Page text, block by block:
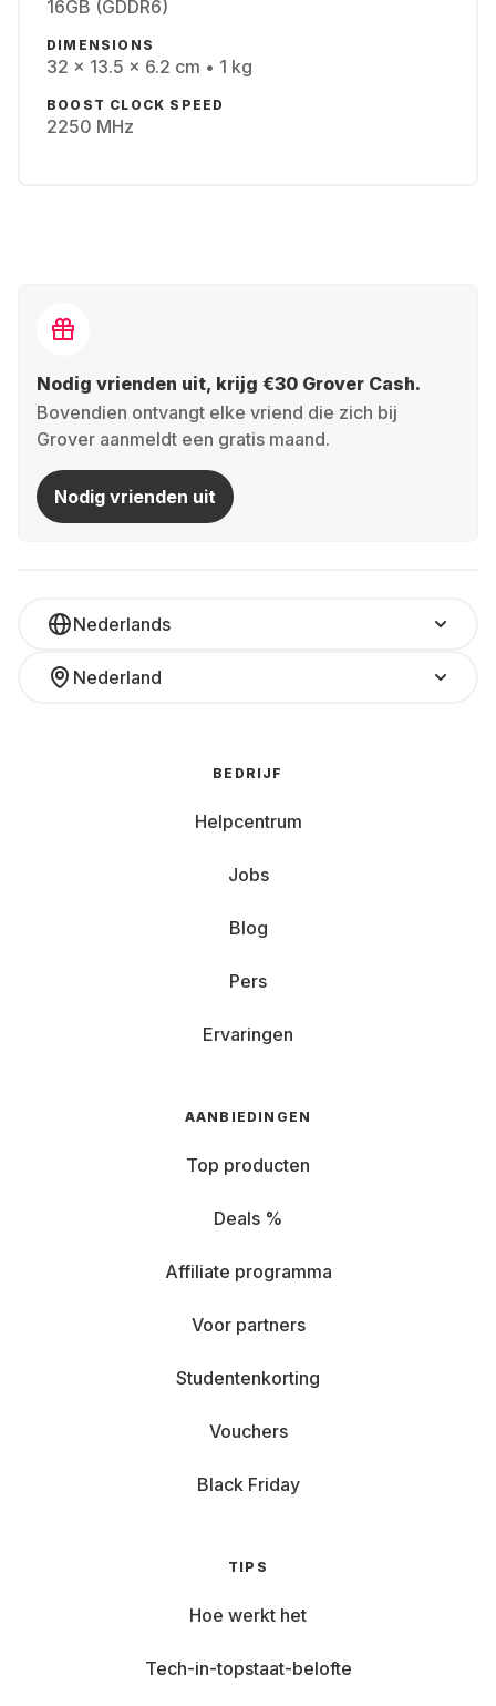
16GB (GDDR6)
DIMENSIONS
32 x 13.5 x 6.2 cm • 1 kg
BOOST CLOCK SPEED
2250 MHz
Nodig vrienden uit, krijg €30 Grover Cash.
Bovendien ontvangt elke vriend die zich bij
Grover aanmeldt een gratis maand.
Nodig vrienden uit
Nederlands
Nederland
BEDRIJF
Helpcentrum
Jobs
Blog
Pers
Ervaringen
AANBIEDINGEN
Top producten
Deals %
Affiliate programma
Voor partners
Studentenkorting
Vouchers
Black Friday
TIPS
Hoe werkt het
Tech-in-topstaat-belofte